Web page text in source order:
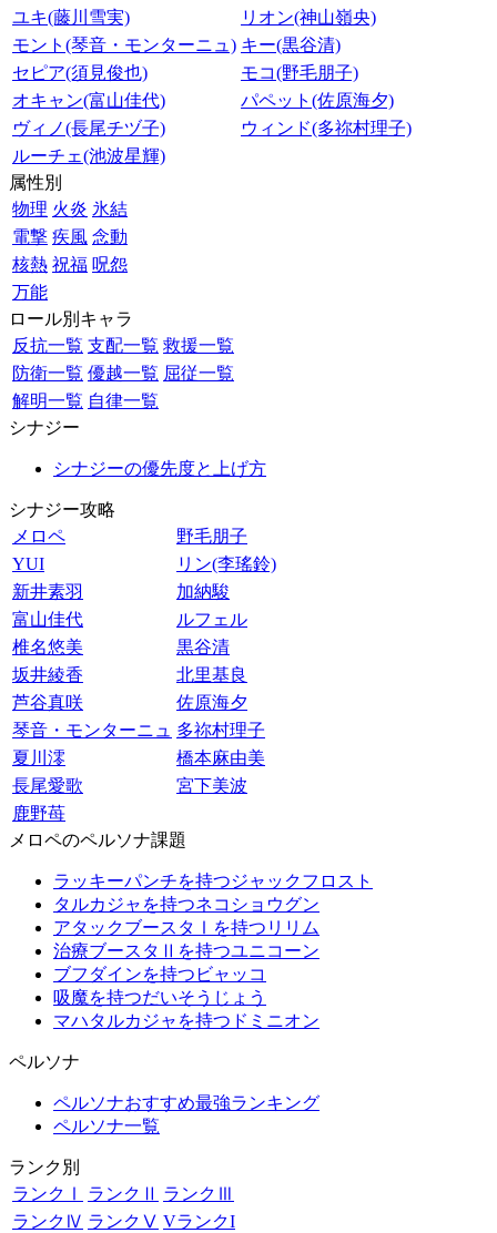
ユキ(藤川雪実)
リオン(神山嶺央)
モント(琴音・モンターニュ) キー(黒谷清)
セピア(須見俊也)
モコ(野毛朋子)
オキャン(富山佳代)
パペット(佐原海夕)
ヴィノ(長尾チヅ子)
ウィンド(多祢村理子)
ルーチェ(池波星輝)
属性別
物理 火炎 氷結
電撃 疾風 念動
核熱 祝福 呪怨
万能
ロール別キャラ
反抗一覧 支配一覧 救援一覧
防衛一覧 優越一覧 屈従一覧
解明一覧 自律一覧
シナジー
シナジーの優先度と上げ方
シナジー攻略
メロペ
野毛朋子
YUI
リン(李瑤鈴)
新井素羽
加納駿
富山佳代
ルフェル
椎名悠美
黒谷清
坂井綾香
北里基良
芦谷真咲
佐原海夕
琴音・モンターニュ 多祢村理子
夏川澪
橋本麻由美
長尾愛歌
宮下美波
鹿野苺
メロペのペルソナ課題
ラッキーパンチを持つジャックフロスト
タルカジャを持つネコショウグン
アタックブースタⅠを持つリリム
治療ブースタⅡを持つユニコーン
ブフダインを持つビャッコ
吸魔を持つだいそうじょう
マハタルカジャを持つドミニオン
ペルソナ
ペルソナおすすめ最強ランキング
ペルソナ一覧
ランク別
ランクⅠ
ランクⅡ ランクⅢ
ランクⅣ ランクⅤ VランクI